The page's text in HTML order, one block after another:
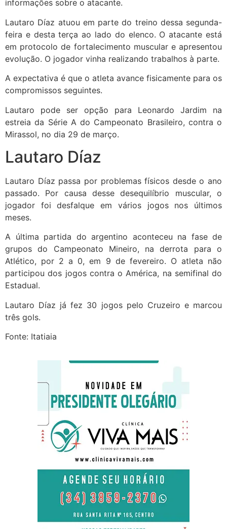
informações sobre o atacante.
Lautaro Díaz atuou em parte do treino dessa segunda-
feira e desta terça ao lado do elenco. O atacante está
em protocolo de fortalecimento muscular e apresentou
evolução. O jogador vinha realizando trabalhos à parte.
A expectativa é que o atleta avance fisicamente para os
compromissos seguintes.
Lautaro pode ser opção para Leonardo Jardim na
estreia da Série A do Campeonato Brasileiro, contra o
Mirassol, no dia 29 de março.
Lautaro Díaz
Lautaro Díaz passa por problemas físicos desde o ano
passado. Por causa desse desequilíbrio muscular, o
jogador foi desfalque em vários jogos nos últimos
meses.
A última partida do argentino aconteceu na fase de
grupos do Campeonato Mineiro, na derrota para o
Atlético, por 2 a 0, em 9 de fevereiro. O atleta não
participou dos jogos contra o América, na semifinal do
Estadual.
Lautaro Díaz já fez 30 jogos pelo Cruzeiro e marcou
três gols.
Fonte: Itatiaia